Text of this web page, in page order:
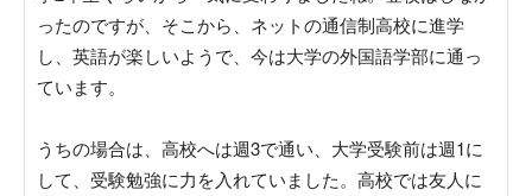
ったのですが、そこから、ネットの通信制高校に進学
し、英語が楽しいようで、今は大学の外国語学部に通っ
ています。
うちの場合は、高校へは週3で通い、大学受験前は週1に
して、受験勉強に力を入れていました。 高校では友人に